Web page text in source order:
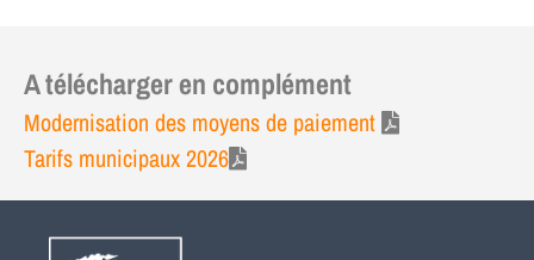
A télécharger en complément
Modernisation des moyens de paiement
Tarifs municipaux 2026